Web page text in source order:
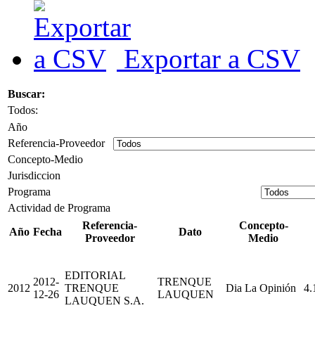
Exportar a CSV
Buscar:
Todos:
Año
Referencia-Proveedor
Concepto-Medio
Jurisdiccion
Programa
Actividad de Programa
Año Fecha
Referencia-
Proveedor
Dato
Concepto-
Medio
2012
2012-
12-26
EDITORIAL
TRENQUE
LAUQUEN S.A.
TRENQUE
LAUQUEN
Dia La Opinión